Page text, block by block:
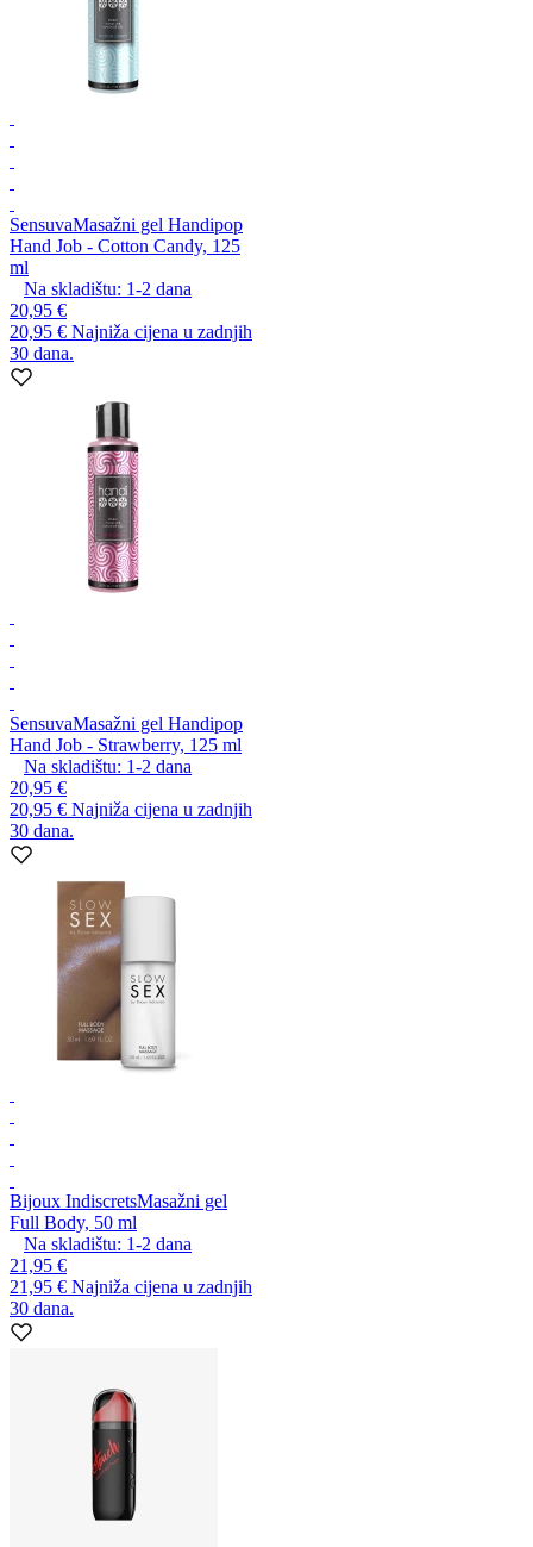
SensuvaMasažni gel Handipop
Hand Job - Cotton Candy, 125
ml
Na skladištu: 1-2 dana
20,95 €
20,95 € Najniža cijena u zadnjih
30 dana.
SensuvaMasažni gel Handipop
Hand Job - Strawberry, 125 ml
Na skladištu: 1-2 dana
20,95 €
20,95 € Najniža cijena u zadnjih
30 dana.
Bijoux IndiscretsMasažni gel
Full Body, 50 ml
Na skladištu: 1-2 dana
21,95 €
21,95 € Najniža cijena u zadnjih
30 dana.